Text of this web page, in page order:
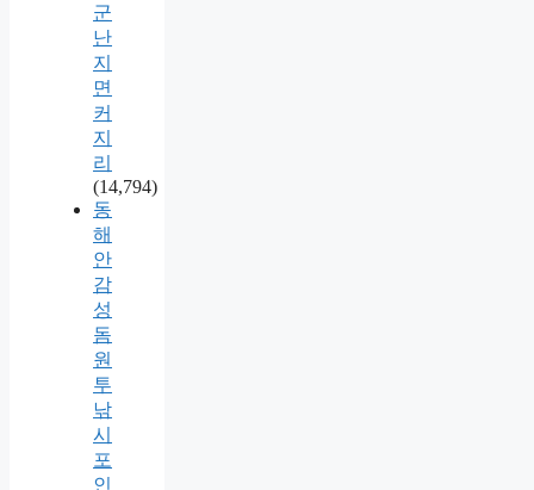
군
난
지
면
커
지
리
(14,794)
동
해
안
감
성
돔
원
투
낚
시
포
인